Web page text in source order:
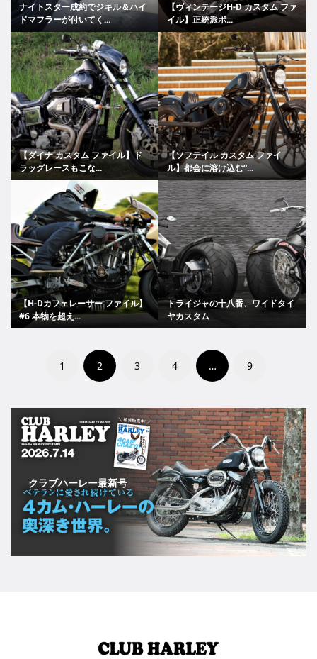
ナイトスター成約でジキル＆ハイ
ドマフラーが付いてく...
【ヴィンテージH-D カスタム ファ
イル】正統派ボ...
【ダイナ カスタム ファイル】ド
ラッグレースもこな...
【ソフテイル カスタム ファイ
ル】都会に溶け込む“...
【H-Dカフェレーサー ファイル】
#6 本物を超え...
トライジャの十八番、ワイドタイ
ヤカスタム
1 2 3 4 … 9
クラブハーレー最新号